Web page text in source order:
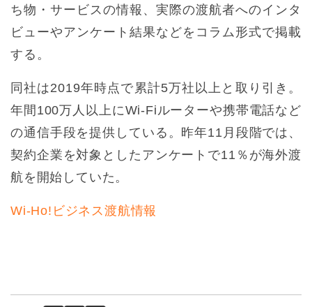
ち物・サービスの情報、実際の渡航者へのインタ
ビューやアンケート結果などをコラム形式で掲載
する。
同社は2019年時点で累計5万社以上と取り引き。
年間100万人以上にWi-Fiルーターや携帯電話など
の通信手段を提供している。昨年11月段階では、
契約企業を対象としたアンケートで11％が海外渡
航を開始していた。
Wi-Ho!ビジネス渡航情報